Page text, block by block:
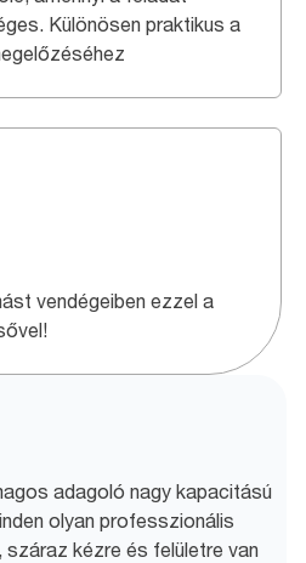
Különösen praktikus a
vendégeiben ezzel a
adagoló nagy kapacitású
olyan professzionális
kézre és felületre van